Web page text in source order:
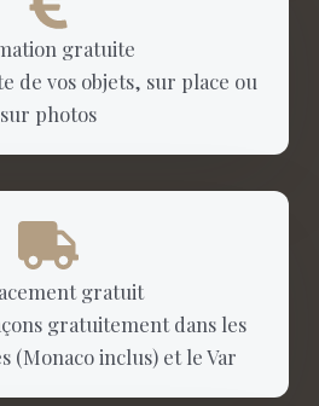
gratuite
de vos objets, sur place ou
sur photos
gratuit
gratuitement dans les
(Monaco inclus) et le Var